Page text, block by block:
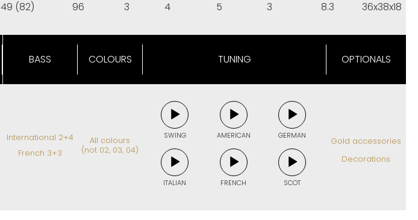
49 (82) 96 3 4 5 3 8.3 36x38x18
BASS COLOURS TUNING OPTIONALS
International 2+4
French 3+3
All colours
(not 02, 03, 04)
SWING AMERICAN GERMAN
ITALIAN FRENCH SCOT
Gold accessories
Decorations